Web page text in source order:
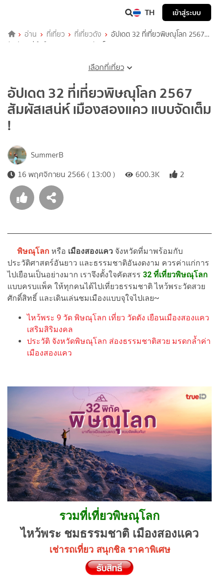
TH เข้าสู่ระบบ
อ่าน ที่เที่ยว ที่เที่ยวดัง
อัปเดต 32 ที่เที่ยวพิษณุโลก 2567
สัมผัสเสน่ห์ เมืองสองแคว แบบจัดเต็ม !
เลือกที่เที่ยว
อัปเดต 32 ที่เที่ยวพิษณุโลก 2567
สัมผัสเสน่ห์ เมืองสองแคว แบบจัดเต็ม
!
SummerB
16 พฤศจิกายน 2566 ( 13:00 )
600.3K 2
พิษณุโลก หรือ เมืองสองแคว จังหวัดที่มาพร้อมกับ
ประวัติศาสตร์อันยาว และธรรมชาติอันงดงาม ควรค่าแก่การ
ไปเยือนเป็นอย่างมาก เราจึงตั้งใจคัดสรร 32 ที่เที่ยวพิษณุโลก
แบบครบแพ็ค ให้ทุกคนได้ไปเที่ยวธรรมชาติ ไหว้พระวัดสวย
ศักดิ์สิทธิ์ และเดินเล่นชมเมืองแบบจุใจไปเลย~
ไหว้พระ 9 วัด พิษณุโลก เที่ยว วัดดัง เยือนเมืองสองแคว
เสริมสิริมงคล
ประวัติ จังหวัดพิษณุโลก ส่องธรรมชาติสวย มรดกล้ำค่า
เมืองสองแคว
รวมที่เที่ยวพิษณุโลก
ไหว้พระ ชมธรรมชาติ เมืองสองแคว
เช่ารถเที่ยว สนุกชิล ราคาพิเศษ